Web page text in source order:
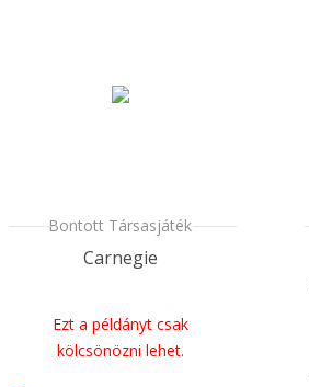
Bontott Társasjáték
Carnegie
Ezt a példányt csak
kölcsönözni lehet.